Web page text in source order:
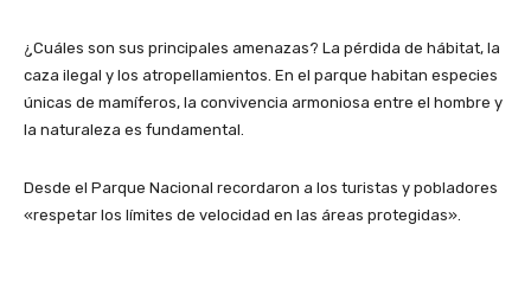
¿Cuáles son sus principales amenazas? La pérdida de hábitat, la
caza ilegal y los atropellamientos. En el parque habitan especies
únicas de mamíferos, la convivencia armoniosa entre el hombre y
la naturaleza es fundamental.
Desde el Parque Nacional recordaron a los turistas y pobladores
«respetar los límites de velocidad en las áreas protegidas».